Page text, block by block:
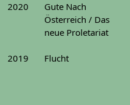
2020
Gute Nach
Österreich / Das
neue Proletariat
2019 Flucht